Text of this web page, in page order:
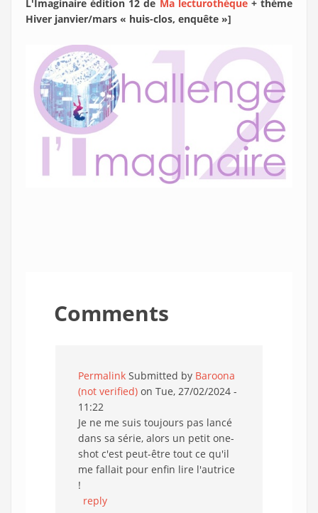
L'Imaginaire édition 12 de Ma lecturothèque+ thème
Hiver janvier/mars « huis-clos, enquête »]
Comments
Permalink Submitted by Baroona
(not verified) on Tue, 27/02/2024 -
11:22
Je ne me suis toujours pas lancé
dans sa série, alors un petit one-
shot c'est peut-être tout ce qu'il
me fallait pour enfin lire l'autrice
!
reply